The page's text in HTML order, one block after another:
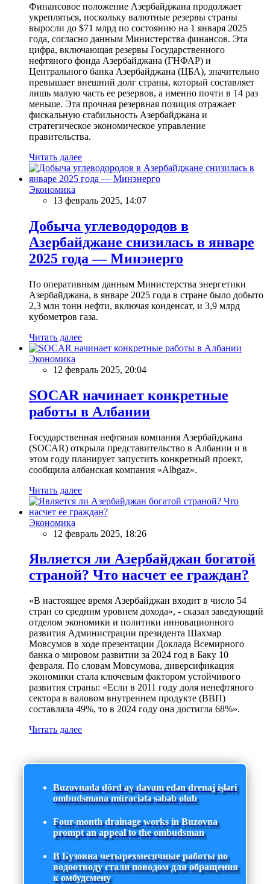
Финансовое положение Азербайджана продолжает
укрепляться, поскольку валютные резервы страны
выросли до $71 млрд по состоянию на 1 января 2025
года, согласно данным Министерства финансов. Эта
цифра, включающая резервы Государственного
нефтяного фонда Азербайджана (ГНФАР) и
Центрального банка Азербайджана (ЦБА), значительно
превышает внешний долг страны, который составляет
лишь малую часть ее резервов, а именно почти в 14 раз
меньше. Эта прочная резервная позиция отражает
фискальную стабильность Азербайджана и
стратегическое экономическое управление
правительства.
Читать далее
Экономика
13 февраль 2025, 14:07
Добыча углеводородов в
Азербайджане снизилась в январе
2025 года — Минэнерго
По оперативным данным Министерства энергетики
Азербайджана, в январе 2025 года в стране было добыто
2,3 млн тонн нефти, включая конденсат, и 3,9 млрд
кубометров газа.
Читать далее
Экономика
12 февраль 2025, 20:04
SOCAR начинает конкретные
работы в Албании
Государственная нефтяная компания Азербайджана
(SOCAR) открыла представительство в Албании и в
этом году планирует запустить конкретный проект,
сообщила албанская компания «Albgaz».
Читать далее
Экономика
12 февраль 2025, 18:26
Является ли Азербайджан богатой
страной? Что насчет ее граждан?
«В настоящее время Азербайджан входит в число 54
стран со средним уровнем дохода», - сказал заведующий
отделом экономики и политики инновационного
развития Администрации президента Шахмар
Мовсумов в ходе презентации Доклада Всемирного
банка о мировом развитии за 2024 год в Баку 10
февраля. По словам Мовсумова, диверсификация
экономики стала ключевым фактором устойчивого
развития страны: «Если в 2011 году доля ненефтяного
сектора в валовом внутреннем продукте (ВВП)
составляла 49%, то в 2024 году она достигла 68%».
Читать далее
Buzovnada dörd ay davam edən drenaj işləri
ombudsmana müraciətə səbəb olub
Four-month drainage works in Buzovna
prompt an appeal to the ombudsman
В Бузовна четырехмесячные работы по
водоотводу стали поводом для обращения
к омбудсмену